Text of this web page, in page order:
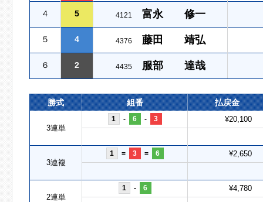
４ 5 4121 富永 修一
５ 4 4376 藤田 靖弘
６ 2 4435 服部 達哉
勝式 組番 払戻金
3連単
1 - 6 - 3 ¥20,100
3連複
1 = 3 = 6 ¥2,650
2連単
1 - 6 ¥4,780